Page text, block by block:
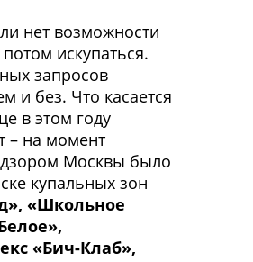
нет возможности
искупаться.
запросов
и без. Что касается
в этом году
– на момент
Москвы было
купальных зон
«Школьное
«Бич-Клаб»,